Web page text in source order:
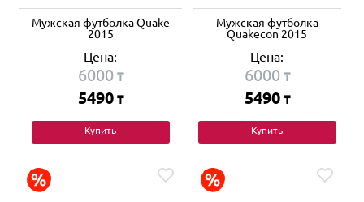
Мужская футболка Quake
2015
Цена:
6000₸
5490 ₸
Купить
Мужская футболка
Quakecon 2015
Цена:
6000₸
5490 ₸
Купить